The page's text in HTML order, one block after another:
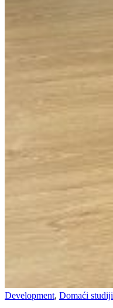
Development, Domaći studiji